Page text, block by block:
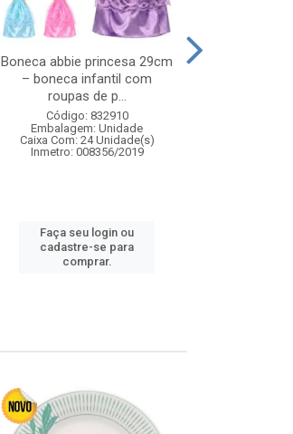
Boneca abbie princesa 29cm
– boneca infantil com
roupas de p...
Código: 832910
Embalagem: Unidade
Caixa Com: 24 Unidade(s)
Inmetro: 008356/2019
Faça seu login ou
cadastre-se para
comprar.